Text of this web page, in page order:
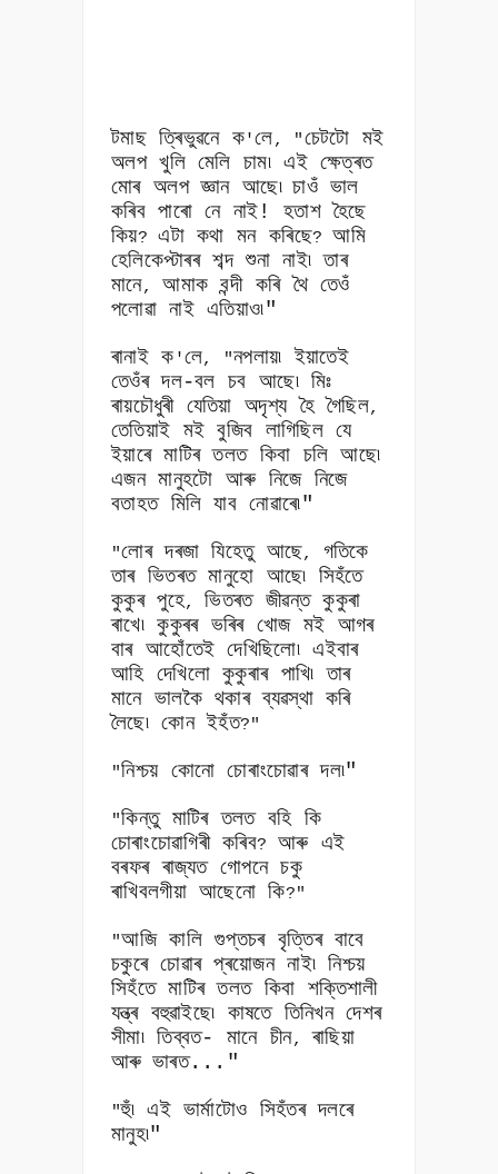
টমাছ ত্ৰিভুৱনে ক'লে, "চেটটো মই
অলপ খুলি মেলি চাম৷ এই ক্ষেত্ৰত
মোৰ অলপ জ্ঞান আছে৷ চাওঁ ভাল
কৰিব পাৰো নে নাই! হতাশ হৈছে
কিয়?এটা কথা মন কৰিছে?আমি
হেলিকেপ্টাৰৰ শব্দ শুনা নাই৷ তাৰ
মানে,আমাক বন্দী কৰি থৈ তেওঁ
পলোৱা নাই এতিয়াও৷"
ৰানাই ক 'লে, "নপলায়৷ ইয়াতেই
তেওঁৰ দল-বল চব আছে৷ মিঃ
ৰায়চৌধুৰী যেতিয়া অদৃশ্য হৈ গৈছিল,
তেতিয়াই মই বুজিব লাগিছিল যে
ইয়াৰে মাটিৰ তলত কিবা চলি আছে৷
এজন মানুহটো আৰু নিজে নিজে
বতাহত মিলি যাব নোৱাৰে৷"
"লোৰ দৰজা যিহেতু আছে, গতিকে
তাৰ ভিতৰত মানুহো আছে৷ সিহঁতে
কুকুৰ পুহে,ভিতৰত জীৱন্ত কুকুৰা
ৰাখে৷ কুকুৰৰ ভৰিৰ খোজ মই আগৰ
বাৰ আহোঁতেই দেখিছিলো৷ এইবাৰ
আহি দেখিলো কুকুৰাৰ পাখি৷ তাৰ
মানে ভালকৈ থকাৰ ব্যৱস্থা কৰি
লৈছে৷ কোন ইহঁত?"
"নিশ্চয় কোনো চোৰাংচোৱাৰ দল৷"
"কিন্তু মাটিৰ তলত বহি কি
চোৰাংচোৱাগিৰী কৰিব? আৰু এই
বৰফৰ ৰাজ্যত গোপনে চকু
ৰাখিবলগীয়া আছেনো কি?"
"আজি কালি গুপ্তচৰ বৃত্তিৰ বাবে
চকুৰে চোৱাৰ প্ৰয়োজন নাই৷ নিশ্চয়
সিহঁতে মাটিৰ তলত কিবা শক্তিশালী
যন্ত্ৰ বহুৱাইছে৷ কাষতে তিনিখন দেশৰ
সীমা৷ তিব্বত- মানে চীন,ৰাছিয়া
আৰু ভাৰত..."
"হুঁ৷ এই ভাৰ্মাটোও সিহঁতৰ দলৰে
মানুহ৷"